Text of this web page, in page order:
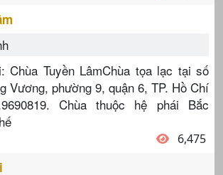
Chùa Tuyền LâmChùa tọa lạc tại số
Vương, phường 9, quận 6, TP. Hồ Chí
Chùa thuộc hệ phái Bắc
6,475